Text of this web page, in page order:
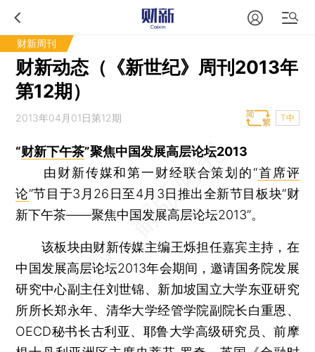
财新周刊
财新动态（《新世纪》周刊2013年
第12期）
2013年04月01日第12期 T中
“财新下午茶”聚焦中国发展高层论坛2013
由财新传媒和第一财经联合策划的“首席评
论”节目于3月26日至4月3日推出全新节目板块“财
新下午茶——聚焦中国发展高层论坛2013”。
该板块由财新传媒主编王烁担任嘉宾主持，在
中国发展高层论坛2013年会期间，邀请国务院发展
研究中心副主任刘世锦、新加坡国立大学东亚研究
所所长郑永年、清华大学经管学院副院长白重恩、
OECD秘书长古利亚、耶鲁大学高级研究员、前摩